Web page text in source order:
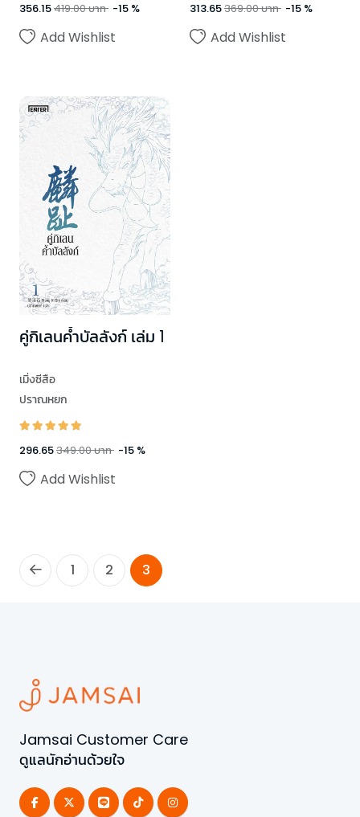
356.15419.00บาท -15 %
Add Wishlist
313.65369.00บาท -15 %
Add Wishlist
คู่กิเลนค้ำบัลลังก์ เล่ม 1
เมิ่งซีสือ
ปราณหยก
296.65349.00บาท -15 %
Add Wishlist
1 2 3
Jamsai Customer Care
ดูแลนักอ่านด้วยใจ